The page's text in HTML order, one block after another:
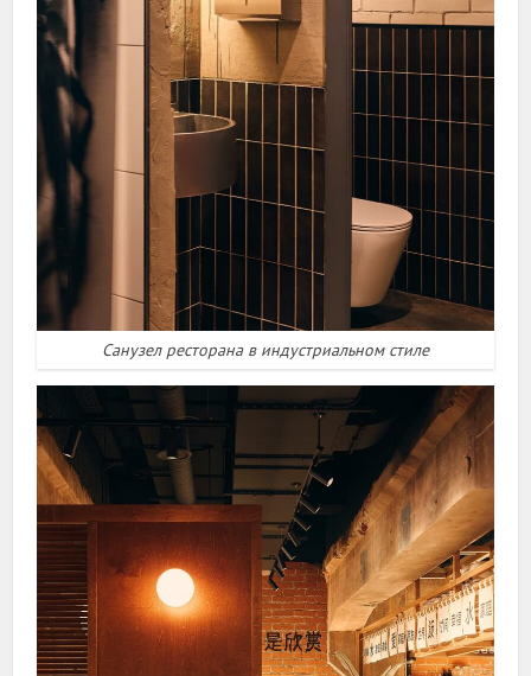
Санузел ресторана в индустриальном стиле